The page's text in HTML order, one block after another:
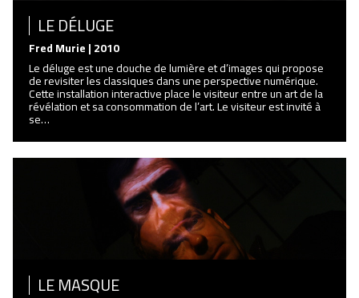
LE DÉLUGE
Fred Murie | 2010
Le déluge est une douche de lumière et d’images qui propose
de revisiter les classiques dans une perspective numérique.
Cette installation interactive place le visiteur entre un art de la
révélation et sa consommation de l’art. Le visiteur est invité à
se…
LE MASQUE